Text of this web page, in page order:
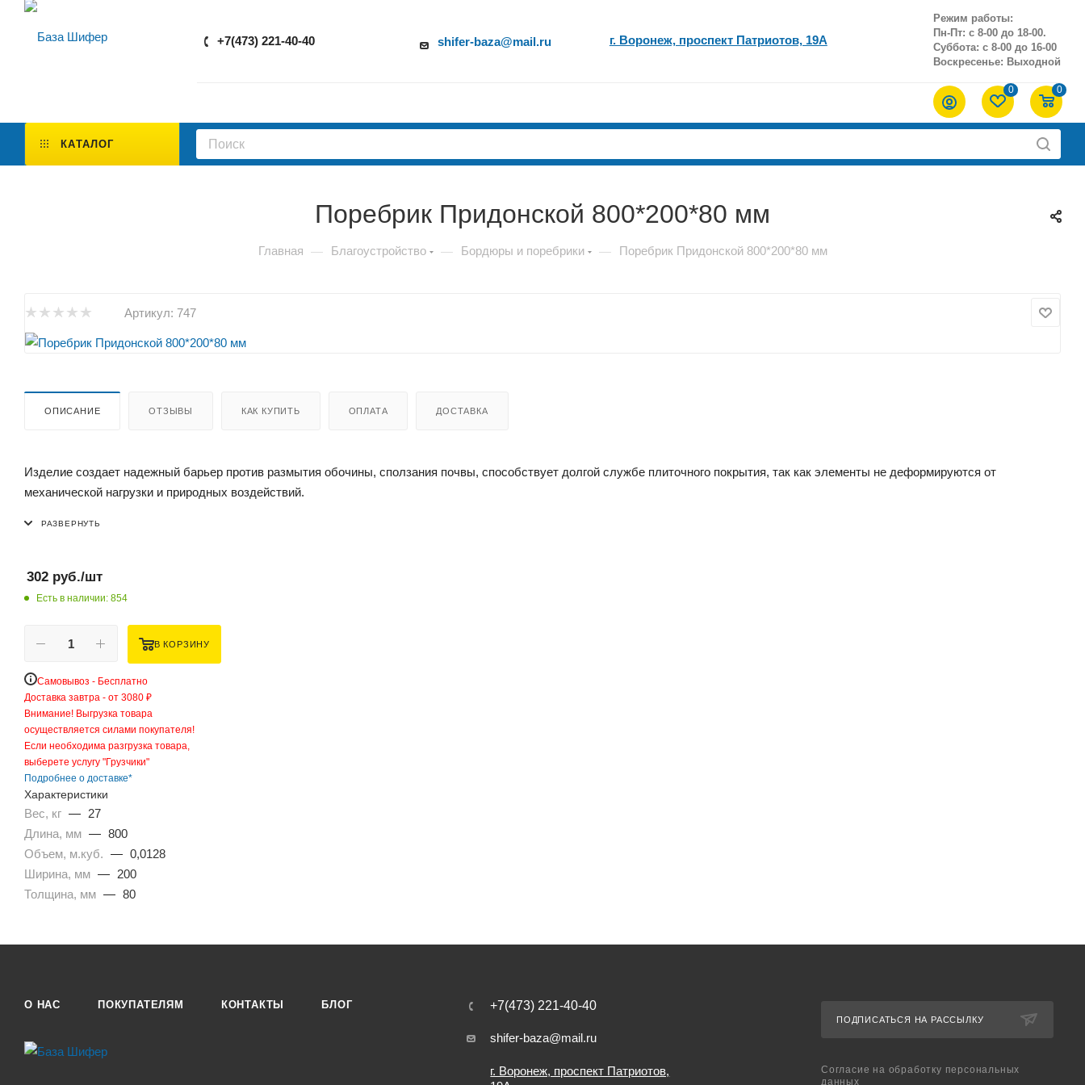
+7(473) 221-40-40 shifer-baza@mail.ru г. Воронеж, проспект Патриотов, 19А
Режим работы:
Пн-Пт: с 8-00 до 18-00.
Суббота: с 8-00 до 16-00
Воскресенье: Выходной
0 0
КАТАЛОГ
Поребрик Придонской 800*200*80 мм
Главная — Благоустройство — Бордюры и поребрики — Поребрик Придонской 800*200*80 мм
Артикул: 747
ОПИСАНИЕ ОТЗЫВЫ КАК КУПИТЬ ОПЛАТА ДОСТАВКА
Изделие создает надежный барьер против размытия обочины, сползания почвы, способствует долгой службе плиточного покрытия, так как элементы не деформируются от
механической нагрузки и природных воздействий.
302 руб./шт
Есть в наличии: 854
В КОРЗИНУ
Самовывоз - Бесплатно
Доставка завтра - от 3080 ₽
Внимание! Выгрузка товара
осуществляется силами покупателя!
Если необходима разгрузка товара,
выберете услугу "Грузчики"
Подробнее о доставке*
Характеристики
Вес, кг — 27
Длина, мм — 800
Объем, м.куб. — 0,0128
Ширина, мм — 200
Толщина, мм — 80
О НАС ПОКУПАТЕЛЯМ КОНТАКТЫ БЛОГ +7(473) 221-40-40
shifer-baza@mail.ru
г. Воронеж, проспект Патриотов,
ПОДПИСАТЬСЯ НА РАССЫЛКУ
Cогласие на обработку персональных
данных